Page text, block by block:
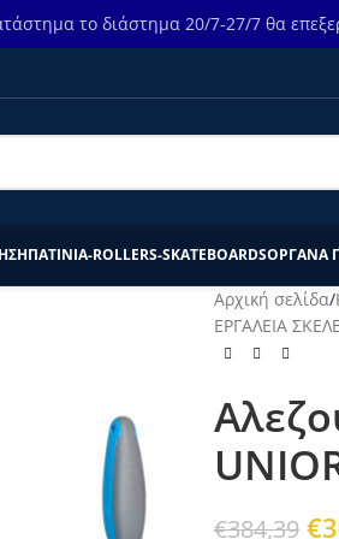
το διάστημα 20/7-27/7 θα
ΠΑΤΙΝΙΑ-ROLLERS-SKATEBOARDSΟΡΓΑΝΑ
Αρχική σελίδα/
ΕΡΓΑΛΕΙΑ
€384,39 €